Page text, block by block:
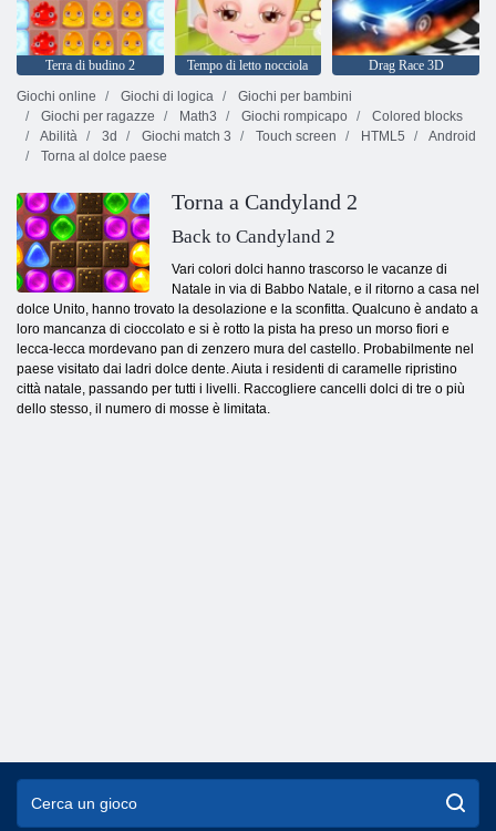
Terra di budino 2 Tempo di letto nocciola
Drag Race 3D
Giochi online
Giochi di logica
Giochi per bambini
Giochi per ragazze
Math3 Giochi rompicapo
Colored blocks
Abilità
3d Giochi match 3 Touch screen HTML5
Android
Torna al dolce paese
Torna a Candyland 2
Back to Candyland 2
Vari colori dolci hanno trascorso le vacanze di
Natale in via di Babbo Natale, e il ritorno a casa nel
dolce Unito, hanno trovato la desolazione e la sconfitta. Qualcuno è andato a
loro mancanza di cioccolato e si è rotto la pista ha preso un morso fiori e
lecca-lecca mordevano pan di zenzero mura del castello. Probabilmente nel
paese visitato dai ladri dolce dente. Aiuta i residenti di caramelle ripristino
città natale, passando per tutti i livelli. Raccogliere cancelli dolci di tre o più
dello stesso, il numero di mosse è limitata.